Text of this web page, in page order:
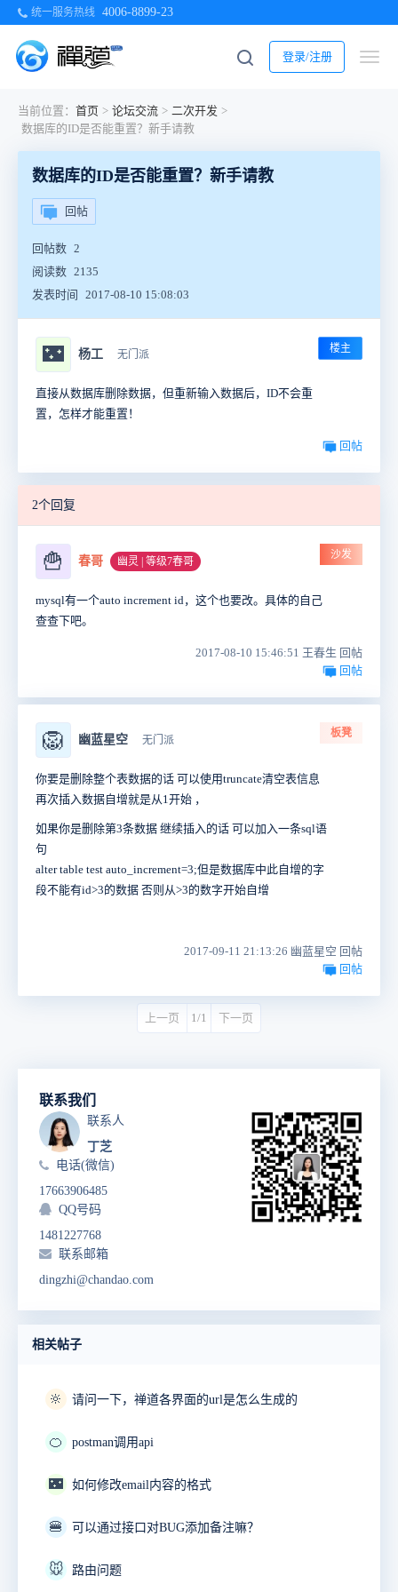
统一服务热线 4006-8899-23
登录/注册
当前位置： 首页 > 论坛交流 > 二次开发 >
数据库的ID是否能重置？新手请教
数据库的ID是否能重置？新手请教
回帖
回帖数 2
阅读数 2135
发表时间
2017-08-10 15:08:03
🌃 杨工 无门派 楼主
直接从数据库删除数据，但重新输入数据后，ID不会重
置，怎样才能重置！
回帖
2个回复
🍟 春哥 幽灵 | 等级7春哥
沙发
mysql有一个auto increment id，这个也要改。具体的自己
查查下吧。
2017-08-10 15:46:51 王春生 回帖
回帖
🦁 幽蓝星空 无门派
板凳
你要是删除整个表数据的话 可以使用truncate清空表信息
再次插入数据自增就是从1开始 ，
如果你是删除第3条数据 继续插入的话 可以加入一条sql语
句
alter table test auto_increment=3;但是数据库中此自增的字
段不能有id>3的数据 否则从>3的数字开始自增
2017-09-11 21:13:26 幽蓝星空 回帖
回帖
上一页 1/1 下一页
联系我们
联系人
丁芝
电话(微信)
17663906485
QQ号码
1481227768
联系邮箱
dingzhi@chandao.com
相关帖子
🔆 请问一下，禅道各界面的url是怎么生成的
🍊 postman调用api
🌃 如何修改email内容的格式
🍔 可以通过接口对BUG添加备注嘛？
🐭 路由问题